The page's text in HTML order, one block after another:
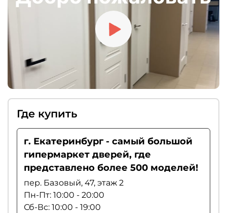
Где купить
г. Екатеринбург - самый большой
гипермаркет дверей, где
представлено более 500 моделей!
пер. Базовый, 47, этаж 2
Пн-Пт: 10:00 - 20:00
Сб-Вс: 10:00 - 19:00